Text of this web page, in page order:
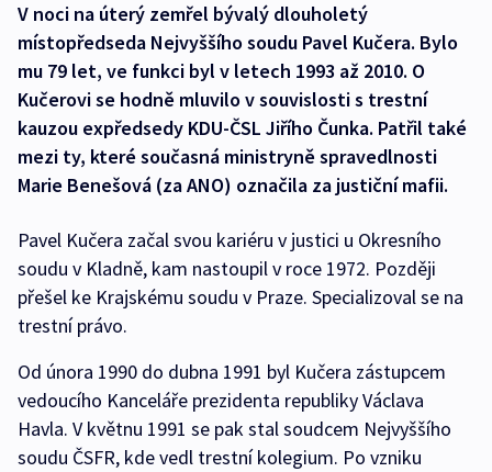
V noci na úterý zemřel bývalý dlouholetý
místopředseda Nejvyššího soudu Pavel Kučera. Bylo
mu 79 let, ve funkci byl v letech 1993 až 2010. O
Kučerovi se hodně mluvilo v souvislosti s trestní
kauzou expředsedy KDU-ČSL Jiřího Čunka. Patřil také
mezi ty, které současná ministryně spravedlnosti
Marie Benešová (za ANO) označila za justiční mafii.
Pavel Kučera začal svou kariéru v justici u Okresního
soudu v Kladně, kam nastoupil v roce 1972. Později
přešel ke Krajskému soudu v Praze. Specializoval se na
trestní právo.
Od února 1990 do dubna 1991 byl Kučera zástupcem
vedoucího Kanceláře prezidenta republiky Václava
Havla. V květnu 1991 se pak stal soudcem Nejvyššího
soudu ČSFR, kde vedl trestní kolegium. Po vzniku